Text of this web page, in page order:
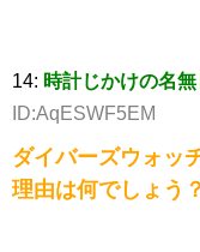
14: 時計じかけの名
ID:AqESWF5EM
ダイバーズウォッ
理由は何でしょ